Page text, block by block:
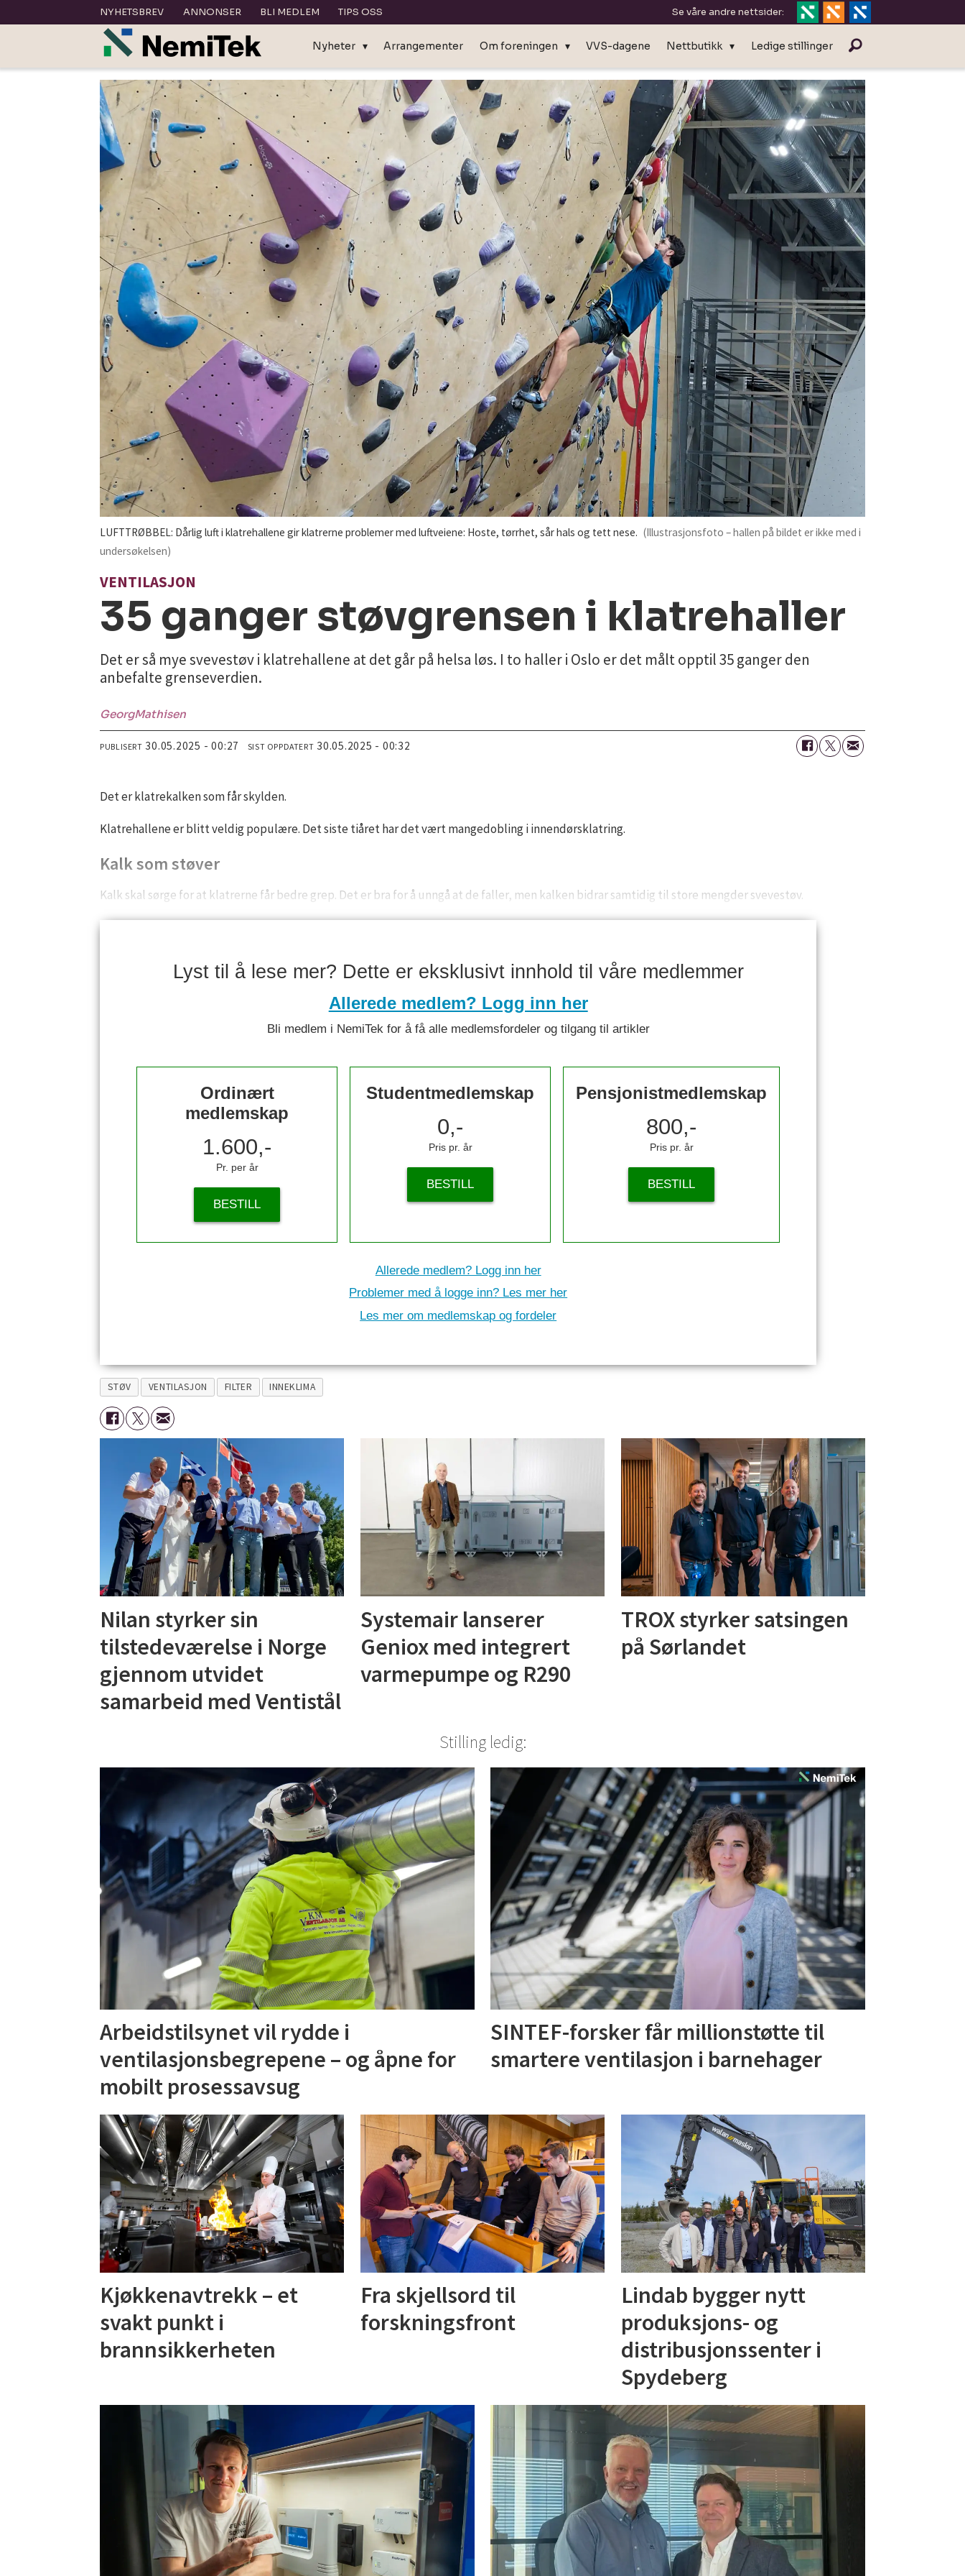
NYHETSBREV ANNONSER BLI MEDLEM TIPS OSS Se våre andre nettsider:
Nyheter Arrangementer Om foreningen VVS-dagene Nettbutikk Ledige stillinger
LUFTTRØBBEL: Dårlig luft i klatrehallene gir klatrerne problemer med luftveiene: Hoste, tørrhet, sår hals og tett nese. (Illustrasjonsfoto – hallen på bildet er ikke med i
undersøkelsen)
VENTILASJON
35 ganger støvgrensen i klatrehaller
Det er så mye svevestøv i klatrehallene at det går på helsa løs. I to haller i Oslo er det målt opptil 35 ganger den
anbefalte grenseverdien.
GeorgMathisen
PUBLISERT 30.05.2025 - 00:27 SIST OPPDATERT 30.05.2025 - 00:32
Det er klatrekalken som får skylden.
Klatrehallene er blitt veldig populære. Det siste tiåret har det vært mangedobling i innendørsklatring.
Kalk som støver
Kalk skal sørge for at klatrerne får bedre grep. Det er bra for å unngå at de faller, men kalken bidrar samtidig til store mengder svevestøv.
Lyst til å lese mer? Dette er eksklusivt innhold til våre medlemmer
Allerede medlem? Logg inn her
Bli medlem i NemiTek for å få alle medlemsfordeler og tilgang til artikler
Ordinært
medlemskap
1.600,-
Pr. per år
BESTILL
Studentmedlemskap
0,-
Pris pr. år
BESTILL
Pensjonistmedlemskap
800,-
Pris pr. år
BESTILL
Allerede medlem? Logg inn her
Problemer med å logge inn? Les mer her
Les mer om medlemskap og fordeler
STØV VENTILASJON FILTER INNEKLIMA
Nilan styrker sin
tilstedeværelse i Norge
gjennom utvidet
samarbeid med Ventistål
Systemair lanserer
Geniox med integrert
varmepumpe og R290
TROX styrker satsingen
på Sørlandet
Stilling ledig:
Arbeidstilsynet vil rydde i
ventilasjonsbegrepene – og åpne for
mobilt prosessavsug
SINTEF-forsker får millionstøtte til
smartere ventilasjon i barnehager
Kjøkkenavtrekk – et
svakt punkt i
brannsikkerheten
Fra skjellsord til
forskningsfront
Lindab bygger nytt
produksjons- og
distribusjonssenter i
Spydeberg